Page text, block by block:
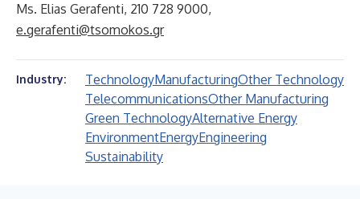
Ms. Elias Gerafenti, 210 728 9000,
e.gerafenti@tsomokos.gr
Industry: TechnologyManufacturingOther Technology
TelecommunicationsOther Manufacturing
Green TechnologyAlternative Energy
EnvironmentEnergyEngineering
Sustainability